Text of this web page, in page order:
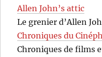
Allen John’s attic
Le grenier d’Allen
Chroniques du
Chroniques de films